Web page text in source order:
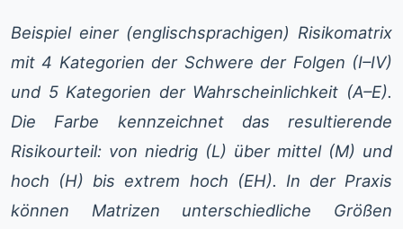
Beispiel einer (englischsprachigen) Risikomatrix
mit 4 Kategorien der Schwere der Folgen (I–IV)
und 5 Kategorien der Wahrscheinlichkeit (A–E).
Die Farbe kennzeichnet das resultierende
Risikourteil: von niedrig (L) über mittel (M) und
hoch (H) bis extrem hoch (EH). In der Praxis
können Matrizen unterschiedliche Größen